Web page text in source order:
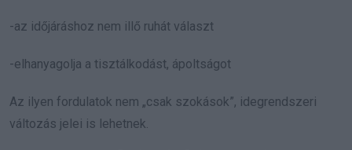
-az időjáráshoz nem illő ruhát választ
-elhanyagolja a tisztálkodást, ápoltságot
Az ilyen fordulatok nem „csak szokások”, idegrendszeri
változás jelei is lehetnek.